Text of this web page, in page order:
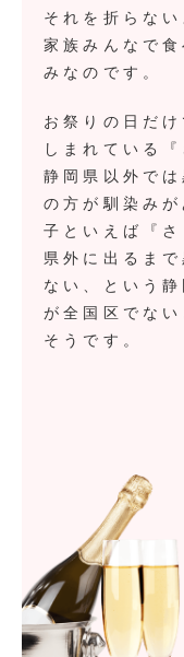
それを折らな
家族みんなで
みなのです。
お祭りの日だ
しまれている
静岡県以外で
の方が馴染み
子といえば『さ
県外に出るま
ない、という
が全国区でな
そうです。